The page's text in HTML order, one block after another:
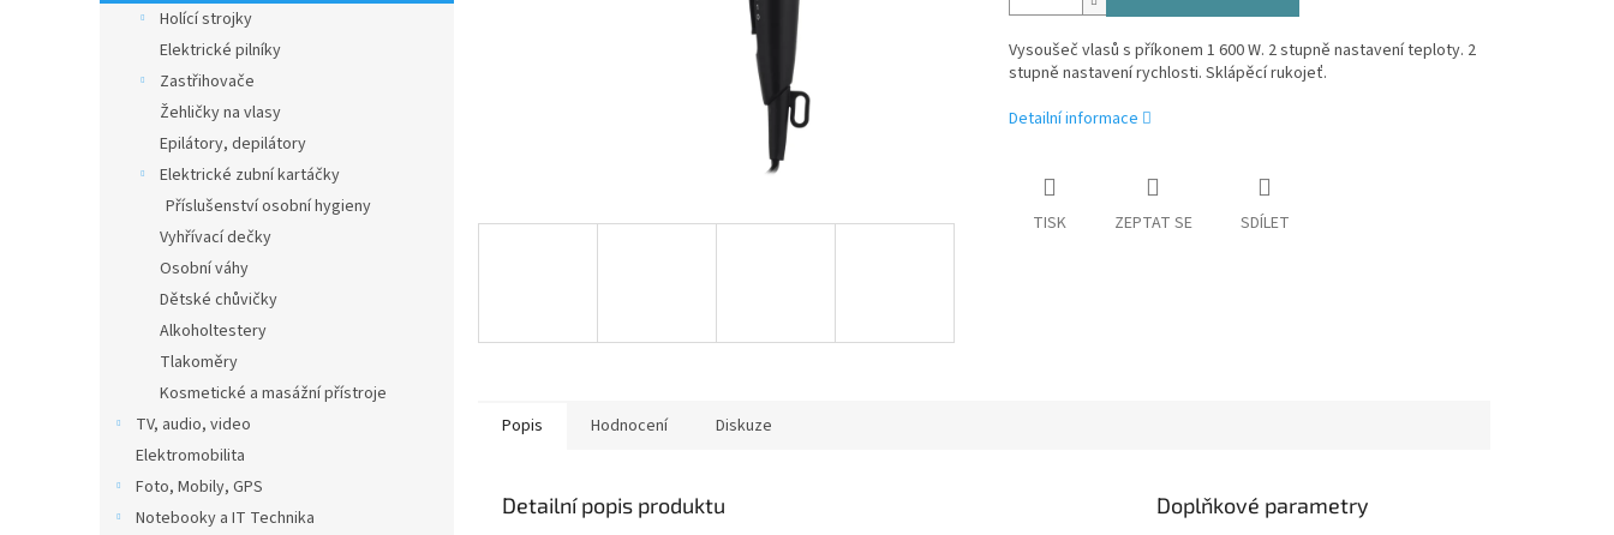
n
Holící strojky
Elektrické pilníky
Zastřihovače
Žehličky na vlasy
Epilátory, depilátory
Elektrické zubní kartáčky
Příslušenství osobní hygieny
Vyhřívací dečky
Osobní váhy
Dětské chůvičky
Alkoholtestery
Tlakoměry
Kosmetické a masážní přístroje
TV, audio, video
Elektromobilita
Foto, Mobily, GPS
Notebooky a IT Technika
Vysoušeč vlasů s příkonem 1 600 W. 2 stupně nastavení teploty. 2
stupně nastavení rychlosti. Sklápěcí rukojeť.
Detailní informace
TISK ZEPTAT SE SDÍLET
Popis Hodnocení Diskuze
Detailní popis produktu Doplňkové parametry